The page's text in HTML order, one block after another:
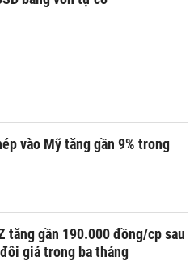
vào Mỹ tăng gần 9% trong
tăng gần 190.000 đồng/cp sau
giá trong ba tháng